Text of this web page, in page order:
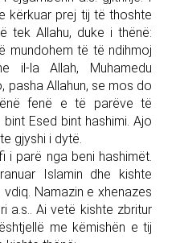
kërkuar prej tij të thoshte
tek Allahu, duke i thënë:
mundohem të të ndihmoj
il-la Allah, Muhamedu
pasha Allahun, se mos do
fenë e të parëve të
Esed bint hashimi. Ajo
gjyshi i dytë.
i parë nga beni hashimët.
Islamin dhe kishte
Namazin e xhenazes
a.s.. Ai vetë kishte zbritur
me këmishën e tij